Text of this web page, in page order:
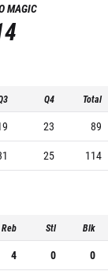
MAGIC
Q4 Total
23
89
25 114
Reb Stl Blk
4 0
0